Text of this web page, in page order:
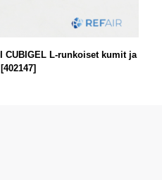
CUBIGEL L-runkoiset kumit ja